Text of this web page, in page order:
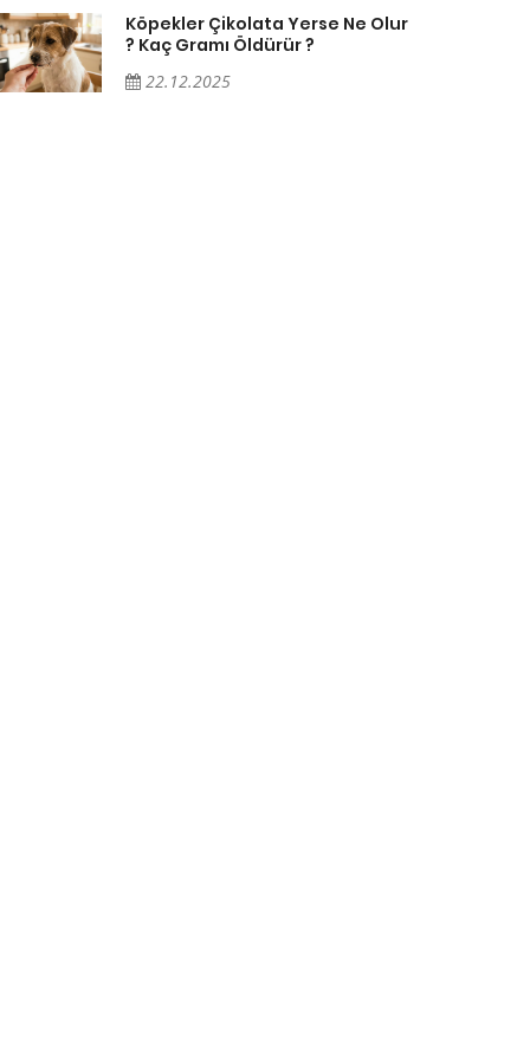
Köpekler Çikolata Yerse Ne Olur
? Kaç Gramı Öldürür ?
22.12.2025